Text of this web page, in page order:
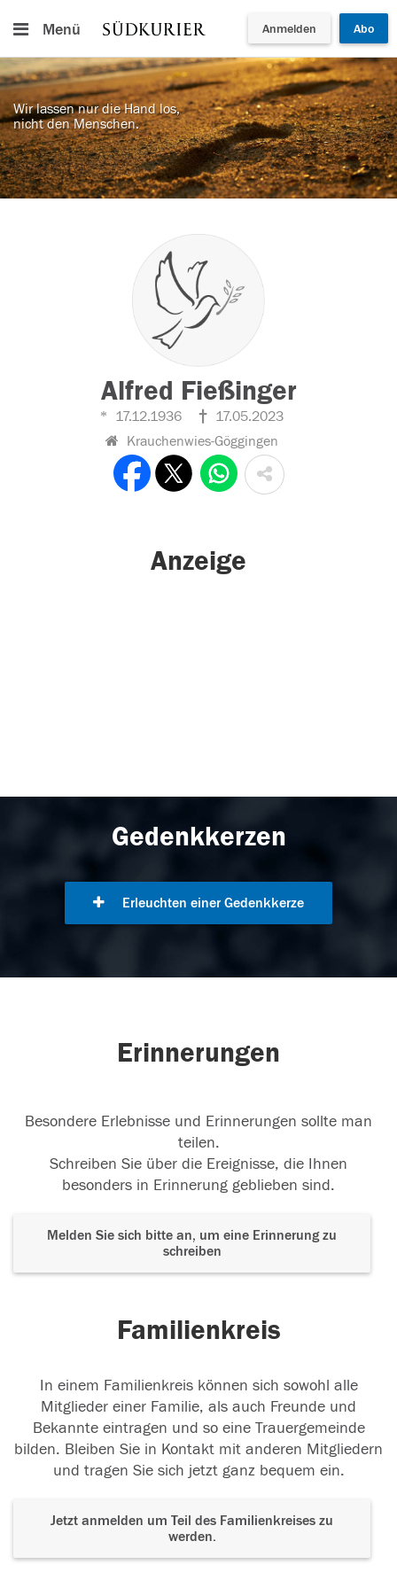
Menü Anmelden Abo
Wir lassen nur die Hand los,
nicht den Menschen.
Alfred Fießinger
17.12.1936
17.05.2023
Krauchenwies-Göggingen
Anzeige
Gedenkkerzen
Erleuchten einer Gedenkkerze
Erinnerungen
Besondere Erlebnisse und Erinnerungen sollte man
teilen.
Schreiben Sie über die Ereignisse, die Ihnen
besonders in Erinnerung geblieben sind.
Melden Sie sich bitte an, um eine Erinnerung zu
schreiben
Familienkreis
In einem Familienkreis können sich sowohl alle
Mitglieder einer Familie, als auch Freunde und
Bekannte eintragen und so eine Trauergemeinde
bilden. Bleiben Sie in Kontakt mit anderen Mitgliedern
und tragen Sie sich jetzt ganz bequem ein.
Jetzt anmelden um Teil des Familienkreises zu
werden.